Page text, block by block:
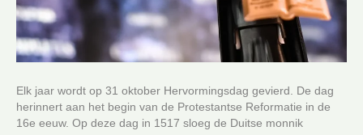
Elk jaar wordt op 31 oktober Hervormingsdag gevierd. De dag
herinnert aan het begin van de Protestantse Reformatie in de
16e eeuw. Op deze dag in 1517 sloeg de Duitse monnik